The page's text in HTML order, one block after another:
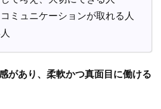
ミュニケーションが取れる人
があり、柔軟かつ真面目に働ける